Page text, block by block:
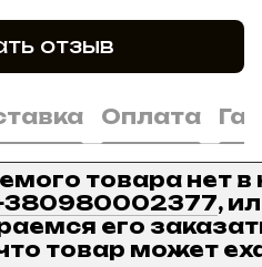
отзыв
Оплата
товара нет в
,
его
товар может